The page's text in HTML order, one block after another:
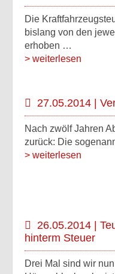
Die
bislang von den
erhoben …
> weiterlesen
27.05.2014 |
Nach zwölf Jahren
zurück: Die
> weiterlesen
26.05.2014 |
hinterm Steuer
Drei Mal sind wir